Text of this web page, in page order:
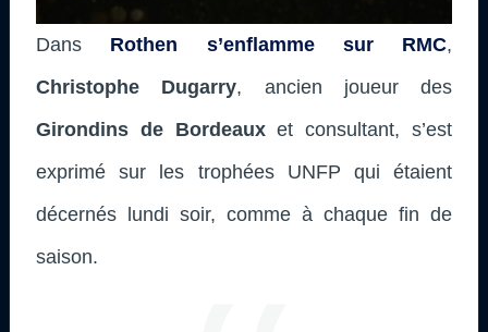
Dans Rothen s’enflamme sur RMC,
Christophe Dugarry, ancien joueur des
Girondins de Bordeauxet consultant,s’est
exprimé sur les trophées UNFP qui étaient
décernés lundi soir, comme à chaque fin de
saison.